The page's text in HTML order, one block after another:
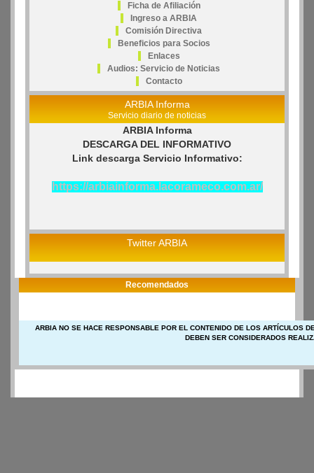
Ficha de Afiliación
Ingreso a ARBIA
Comisión Directiva
Beneficios para Socios
Enlaces
Audios: Servicio de Noticias
Contacto
ARBIA Informa
Servicio diario de noticias
ARBIA Informa
DESCARGA DEL INFORMATIVO
Link descarga Servicio Informativo:
https://arbiainforma.lacorameco.com.ar/
Twitter ARBIA
Recomendados
ARBIA NO SE HACE RESPONSABLE POR EL CONTENIDO DE LOS ARTÍCULOS
DEBEN SER CONSIDERADOS